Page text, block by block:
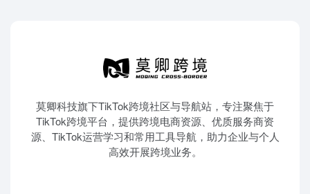
莫卿科技旗下TikTok跨境社区与导航站，专注聚焦于
TikTok跨境平台，提供跨境电商资源、优质服务商资
源、TikTok运营学习和常用工具导航，助力企业与个人
高效开展跨境业务。